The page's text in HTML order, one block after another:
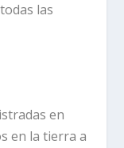
las
en
en la tierra a